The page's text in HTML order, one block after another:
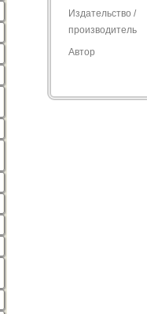
Издательство /
производитель
Автор